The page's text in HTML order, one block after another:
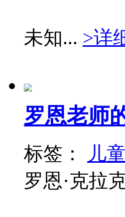
未知... >详
罗恩老师
标签： 儿
罗恩·克拉